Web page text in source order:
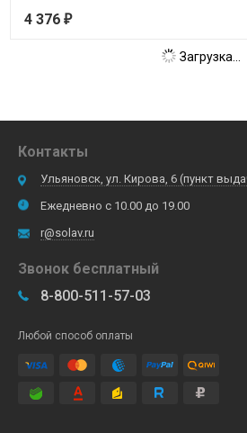
4 376 ₽
Загрузка...
Контакты
Ульяновск, ул. Кирова, 6 (пункт
Ежедневно с 10.00 до 19.00
r@solav.ru
Звонок бесплатный
8-800-511-57-03
Любой способ оплаты